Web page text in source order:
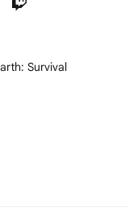
Survival